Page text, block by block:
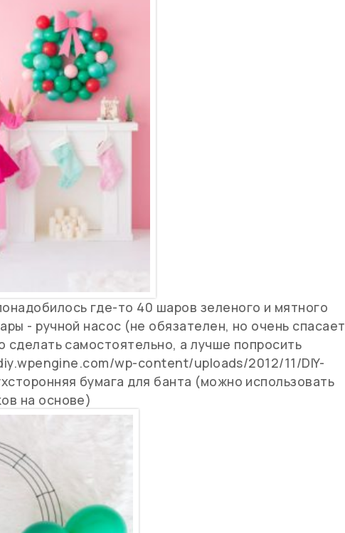
где-то 40 шаров зеленого и мятного
- ручной насос (не обязателен, но очень спасает
самостоятельно, а лучше попросить
wp-content/uploads/2012/11/DIY-
бумага для банта (можно использовать
на основе)